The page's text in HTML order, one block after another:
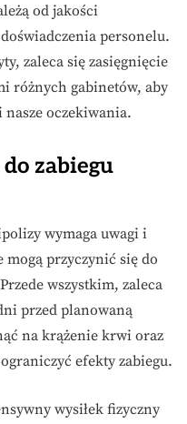
od jakości
personelu.
zaleca się zasięgnięcie
różnych gabinetów, aby
oczekiwania.
zabiegu
wymaga uwagi i
przyczynić się do
wszystkim, zaleca
przed planowaną
na krążenie krwi oraz
efekty zabiegu.
wysiłek fizyczny